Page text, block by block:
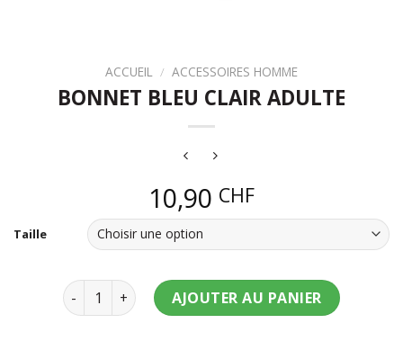
ACCUEIL / ACCESSOIRES HOMME
BONNET BLEU CLAIR ADULTE
10,90 CHF
Taille
quantité de Bonnet bleu clair adulte
AJOUTER AU PANIER